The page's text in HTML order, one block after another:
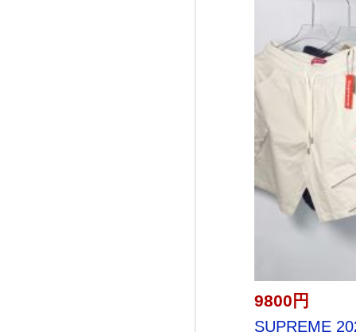
9800円
SUPREME